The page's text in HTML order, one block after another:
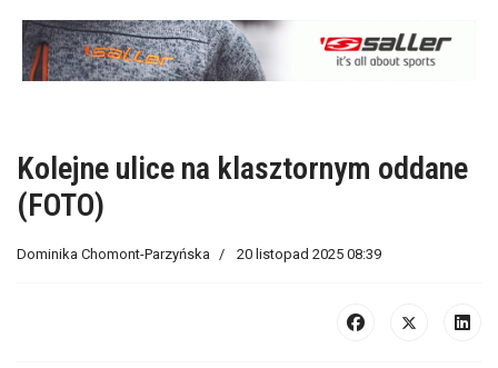
Kolejne ulice na klasztornym oddane
(FOTO)
Dominika Chomont-Parzyńska 20 listopad 2025 08:39